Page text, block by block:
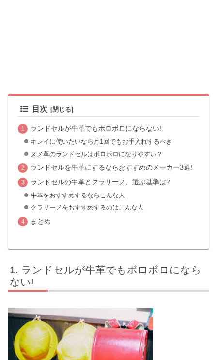
目次
ランドセルが牛革でもボロボロにならない!
キレイに使いたいなら月1回でもお手入れするべき
ヌメ革のランドセルはボロボロになりやすい？
ランドセルを牛革にするならおすすめのメーカー3選!
ランドセルの牛革とクラリーノ、選ぶ基準は?
牛革をおすすめするならこんな人
クラリーノをおすすめするのはこんな人
まとめ
ランドセルが牛革でもボロボロになら
ない!